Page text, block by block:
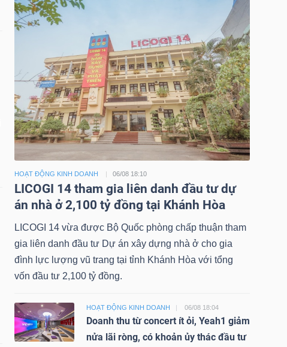
HOẠT ĐỘNG KINH DOANH 06/08 18:10
LICOGI 14 tham gia liên danh đầu tư dự
án nhà ở 2,100 tỷ đồng tại Khánh Hòa
LICOGI 14 vừa được Bộ Quốc phòng chấp thuận tham
gia liên danh đầu tư Dự án xây dựng nhà ở cho gia
đình lực lượng vũ trang tại tỉnh Khánh Hòa với tổng
vốn đầu tư 2,100 tỷ đồng.
HOẠT ĐỘNG KINH DOANH 06/08 18:04
Doanh thu từ concert ít ỏi, Yeah1 giảm
nửa lãi ròng, có khoản ủy thác đầu tư